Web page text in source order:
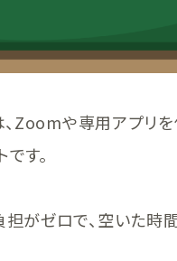
、Zoomや専用アプリ
す。
がゼロで、空いた